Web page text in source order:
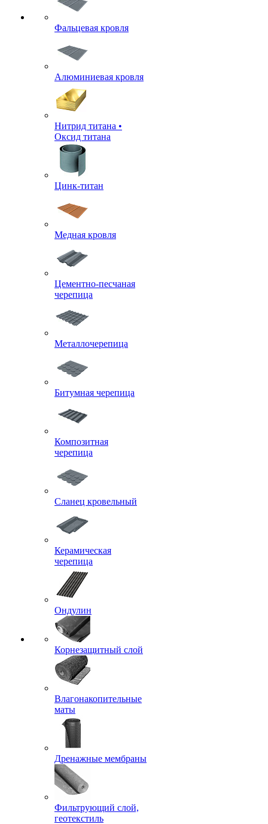
Фальцевая кровля
Алюминиевая кровля
Нитрид титана •
Оксид титана
Цинк-титан
Медная кровля
Цементно-песчаная
черепица
Металлочерепица
Битумная черепица
Композитная
черепица
Сланец кровельный
Керамическая
черепица
Ондулин
Корнезащитный слой
Влагонакопительные
маты
Дренажные мембраны
Фильтрующий слой,
геотекстиль